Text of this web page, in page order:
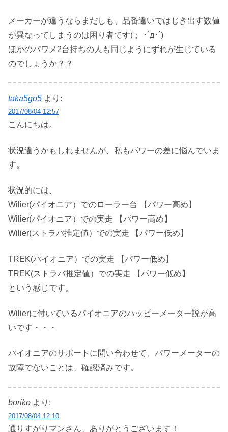
メーカーが違うならまだしも、品番違いではじき出す数値
が異なってしまうのは困り者です(； ･`д･´)
ほかのパワメ2台持ちの人も同じようにずれが生じている
のでしょうか？？
taka5go5 より:
2017/08/04 12:57
こんにちは。
状況違うかもしれませんが、私もパワーの差に悩んでいま
す。
状況的には、
Wilier(パイオニア）でのローラー台 【パワー高め】
Wilier(パイオニア）での実走 【パワー高め】
Wilier(ストラバ推定値）での実走 【パワー低め】
TREK(パイオニア）での実走 【パワー低め】
TREK(ストラバ推定値）での実走 【パワー低め】
という感じです。
Wilierに付いているパイオニアのハッピーメーター説が高
いです・・・
パイオニアのサポートに問い合わせて、パワーメーターの
故障でないことは、確認済みです。
boriko より:
2017/08/04 12:10
通りすがりマンさん、ありがとうございます！